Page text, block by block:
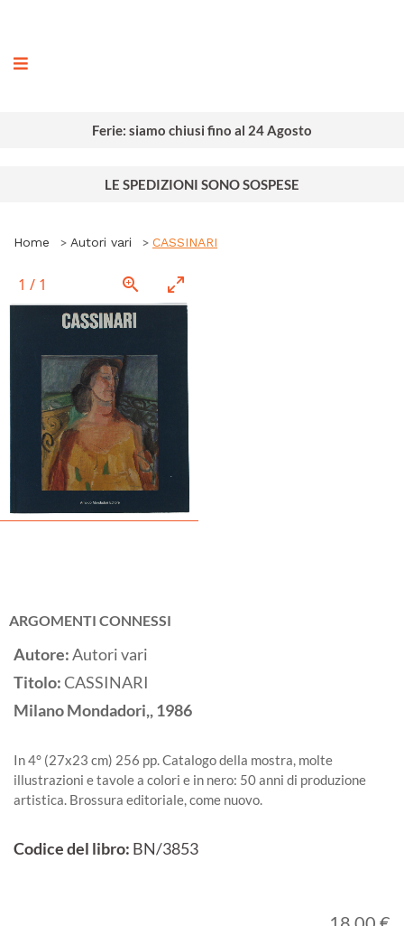
Ferie: siamo chiusi fino al 24 Agosto
LE SPEDIZIONI SONO SOSPESE
Home Autori vari CASSINARI
1 / 1
ARGOMENTI CONNESSI
Autore:Autori vari
Titolo:CASSINARI
MilanoMondadori,,1986
In 4° (27x23 cm) 256 pp. Catalogo della mostra, molte
illustrazioni e tavole a colori e in nero: 50 anni di produzione
artistica. Brossura editoriale, come nuovo.
Codice del libro: BN/3853